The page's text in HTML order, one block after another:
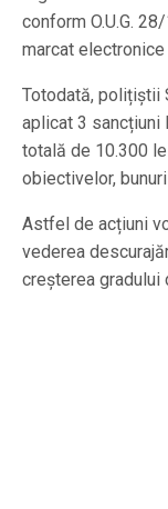
conform O.U.G.
marcat
Totodată, polițiștii
aplicat 3 sancțiuni
totală de 10.300
obiectivelor,
Astfel de acțiuni
vederea
creșterea gradului